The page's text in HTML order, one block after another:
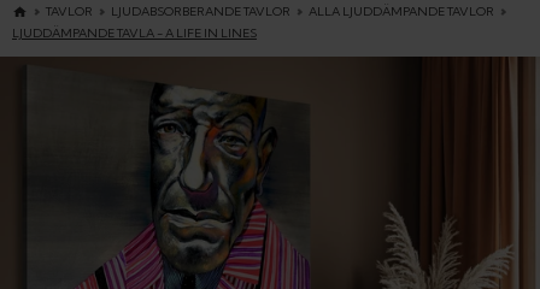
TAVLOR LJUDABSORBERANDE TAVLOR
ALLA LJUDDÄMPANDE TAVLOR
LJUDDÄMPANDE TAVLA - A LIFE IN LINES